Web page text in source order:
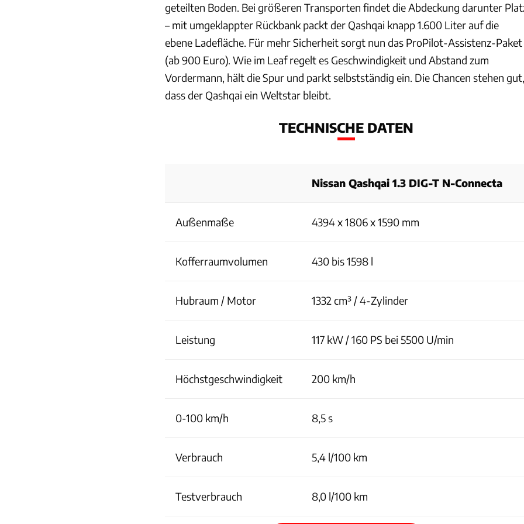
geteilten Boden. Bei größeren Transporten findet die Abdeckung darunter
– mit umgeklappter Rückbank packt der Qashqai knapp 1.600 Liter auf die
ebene Ladefläche. Für mehr Sicherheit sorgt nun das ProPilot-Assistenz-Paket
(ab 900 Euro). Wie im Leaf regelt es Geschwindigkeit und Abstand zum
Vordermann, hält die Spur und parkt selbstständig ein. Die Chancen stehen gut,
dass der Qashqai ein Weltstar bleibt.
TECHNISCHE DATEN
Nissan Qashqai 1.3 DIG-T N-Connecta
Außenmaße 4394 x 1806 x 1590 mm
Kofferraumvolumen 430 bis 1598 l
Hubraum / Motor 1332 cm³ / 4-Zylinder
Leistung 117 kW / 160 PS bei 5500 U/min
Höchstgeschwindigkeit 200 km/h
0-100 km/h 8,5 s
Verbrauch 5,4 l/100 km
Testverbrauch 8,0 l/100 km